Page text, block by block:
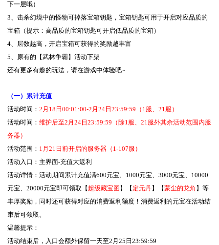
下一层哦）
3、击杀幻境中的怪物可掉落宝箱钥匙，宝箱钥匙可用于开启对应品质的
宝箱（提示：高品质的宝箱钥匙可开启低品质的宝箱）
4、层数越高，开启宝箱可获得的奖励越丰富
5、原有的【武林争霸】活动下架
还有更多有趣的玩法，请在游戏中体验吧~
（一）累计充值
活动时间： 2月18日00:01:00-2月24日23:59:59（1服、21服）
活动时间： 维护后至2月24日23:59:59（除1服、21服外其余活动范围内服
务器）
活动范围： 1月21日前开启的服务器（1-107服）
活动入口：主界面-充值大返利
活动详情：活动期间累计充值满600元宝、1000元宝、3000元宝、10000
元宝、20000元宝即可领取【 超级藏宝图 】【 定元丹】【蒙尘的龙角 】等
丰厚奖励，同时还可获得对应的消费返利额度！消费返利的元宝在活动结
束后可领取。
温馨提示：
活动结束后，入口会额外保留一天至2月25日23:59:59